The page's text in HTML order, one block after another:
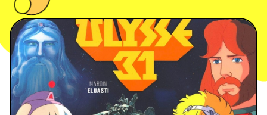
PEOPLE
FOOD
BONS PLANS